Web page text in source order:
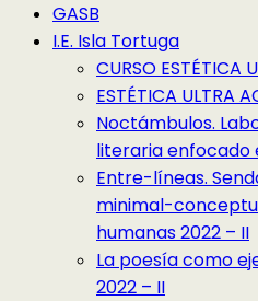
GASB
I.E. Isla Tortuga
CURSO ESTÉTICA
ESTÉTICA ULTRA
Noctámbulos.
literaria enfocado
Entre-líneas.
minimal-
humanas 2022 – II
La poesía como
2022 – II